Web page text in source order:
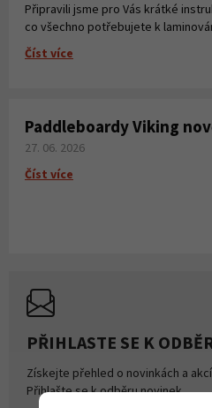
Připravili jsme pro Vás krátké
co všechno potřebujete k
Číst více
Paddleboardy Viking
27. 06. 2026
Číst více
PŘIHLASTE SE K
Získejte přehled o novinkách a
Přihlašte se k odběru novinek.